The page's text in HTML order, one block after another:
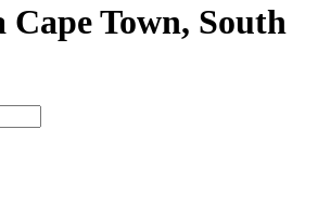
Town, South